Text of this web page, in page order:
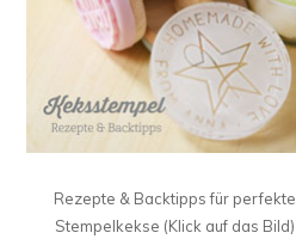
Rezepte & Backtipps für perfekte
Stempelkekse (Klick auf das Bild)